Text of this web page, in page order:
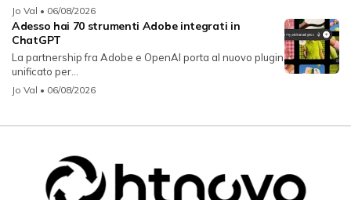
Jo Val • 06/08/2026
Adesso hai 70 strumenti Adobe integrati in
ChatGPT
La partnership fra Adobe e OpenAI porta al nuovo plugin
unificato per...
Jo Val • 06/08/2026